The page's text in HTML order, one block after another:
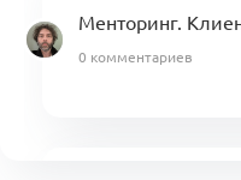
Менторинг.
0 комментариев